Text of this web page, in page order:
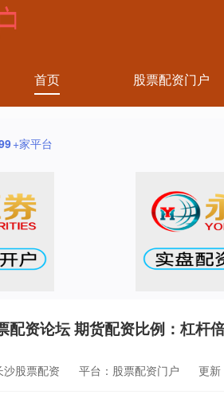
首页 股票配资门户
+家平台
配资论坛 期货配资比例：杠杆
沙股票配资 平台：股票配资门户 更